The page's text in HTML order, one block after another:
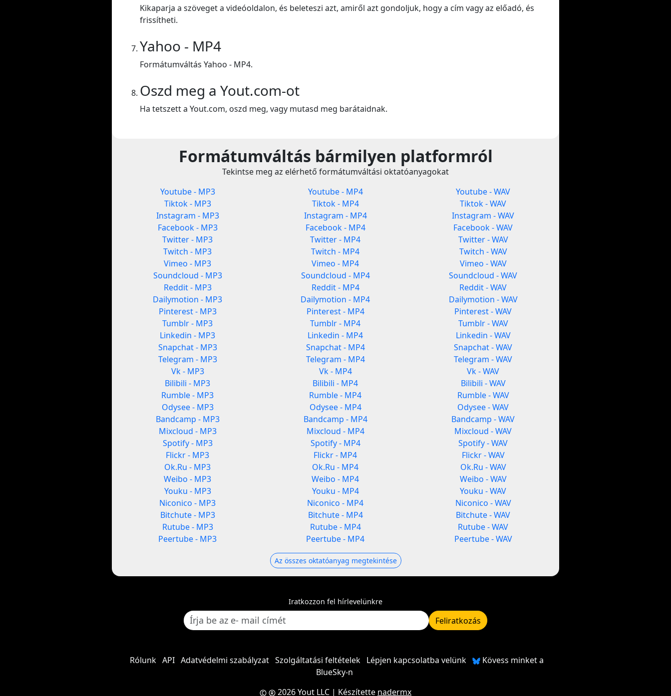
Kikaparja a szöveget a videóoldalon, és beleteszi azt, amiről azt gondoljuk, hogy a cím vagy az előadó, és
frissítheti.
Yahoo - MP4
Formátumváltás Yahoo - MP4.
Oszd meg a Yout.com-ot
Ha tetszett a Yout.com, oszd meg, vagy mutasd meg barátaidnak.
Formátumváltás bármilyen platformról
Tekintse meg az elérhető formátumváltási oktatóanyagokat
Youtube - MP3
Tiktok - MP3
Instagram - MP3
Facebook - MP3
Twitter - MP3
Twitch - MP3
Vimeo - MP3
Soundcloud - MP3
Reddit - MP3
Dailymotion - MP3
Pinterest - MP3
Tumblr - MP3
Linkedin - MP3
Snapchat - MP3
Telegram - MP3
Vk - MP3
Bilibili - MP3
Rumble - MP3
Odysee - MP3
Bandcamp - MP3
Mixcloud - MP3
Spotify - MP3
Flickr - MP3
Ok.Ru - MP3
Weibo - MP3
Youku - MP3
Niconico - MP3
Bitchute - MP3
Rutube - MP3
Peertube - MP3
Youtube - MP4
Tiktok - MP4
Instagram - MP4
Facebook - MP4
Twitter - MP4
Twitch - MP4
Vimeo - MP4
Soundcloud - MP4
Reddit - MP4
Dailymotion - MP4
Pinterest - MP4
Tumblr - MP4
Linkedin - MP4
Snapchat - MP4
Telegram - MP4
Vk - MP4
Bilibili - MP4
Rumble - MP4
Odysee - MP4
Bandcamp - MP4
Mixcloud - MP4
Spotify - MP4
Flickr - MP4
Ok.Ru - MP4
Weibo - MP4
Youku - MP4
Niconico - MP4
Bitchute - MP4
Rutube - MP4
Peertube - MP4
Youtube - WAV
Tiktok - WAV
Instagram - WAV
Facebook - WAV
Twitter - WAV
Twitch - WAV
Vimeo - WAV
Soundcloud - WAV
Reddit - WAV
Dailymotion - WAV
Pinterest - WAV
Tumblr - WAV
Linkedin - WAV
Snapchat - WAV
Telegram - WAV
Vk - WAV
Bilibili - WAV
Rumble - WAV
Odysee - WAV
Bandcamp - WAV
Mixcloud - WAV
Spotify - WAV
Flickr - WAV
Ok.Ru - WAV
Weibo - WAV
Youku - WAV
Niconico - WAV
Bitchute - WAV
Rutube - WAV
Peertube - WAV
Az összes oktatóanyag megtekintése
Iratkozzon fel hírlevelünkre
Feliratkozás
Rólunk API Adatvédelmi szabályzat Szolgáltatási feltételek Lépjen kapcsolatba velünk
Kövess minket a
BlueSky-n
2026 Yout LLC | Készítette nadermx